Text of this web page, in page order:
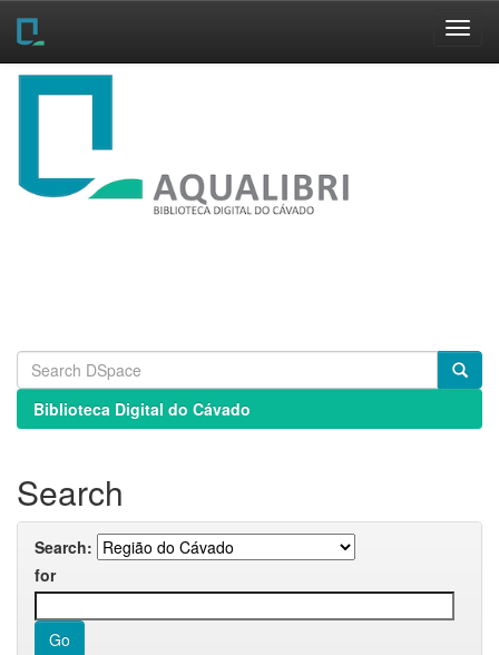
Skip
Biblioteca Digital do Cávado
Search
Search:
for